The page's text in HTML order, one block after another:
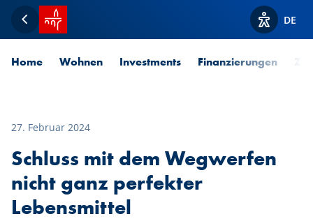
Zurück
Startseite SPUERKEESS
Optionen
DE
Home Wohnen Investments Finanzierungen
27. Februar 2024
Schluss mit dem Wegwerfen
nicht ganz perfekter
Lebensmittel